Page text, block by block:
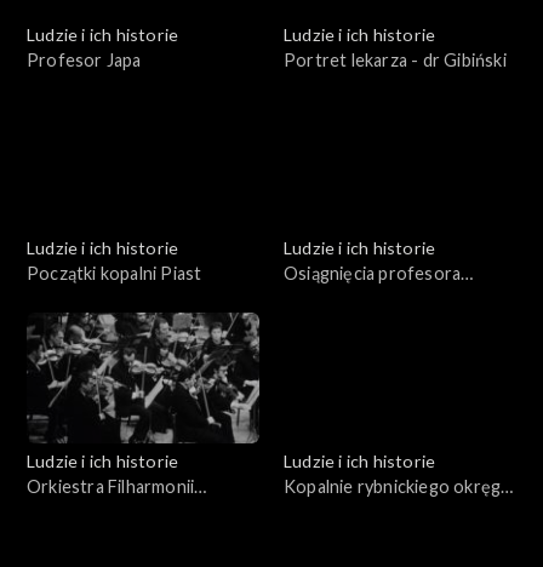
Ludzie i ich historie
Profesor Japa
Ludzie i ich historie
Portret lekarza - dr Gibiński
Ludzie i ich historie
Początki kopalni Piast
Ludzie i ich historie
Osiągnięcia profesora
Ludzie i ich historie
Orkiestra Filharmonii
Ludzie i ich historie
Kopalnie rybnickiego okręgu